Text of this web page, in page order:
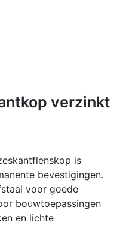
verzinkt
is
bevestigingen.
voor goede
bouwtoepassingen
en lichte